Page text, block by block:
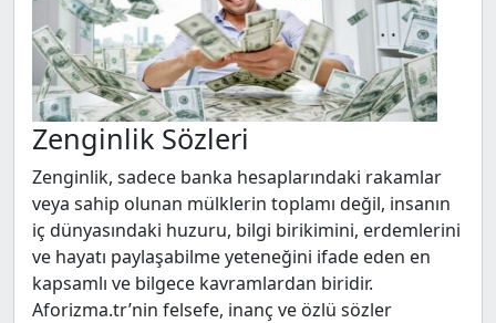
Zenginlik Sözleri
Zenginlik, sadece banka hesaplarındaki rakamlar
veya sahip olunan mülklerin toplamı değil, insanın
iç dünyasındaki huzuru, bilgi birikimini, erdemlerini
ve hayatı paylaşabilme yeteneğini ifade eden en
kapsamlı ve bilgece kavramlardan biridir.
Aforizma.tr’nin felsefe, inanç ve özlü sözler